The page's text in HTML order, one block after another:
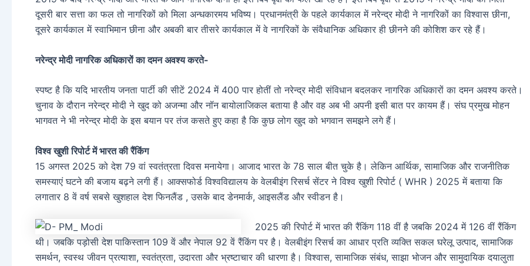
दूसरी बार सत्ता का फल तो नागरिकों को मिला अन्धकारमय भविष्य। प्रधानमंत्री के पहले कार्यकाल में नरेन्द्र मोदी ने नागरिकों का विश्वास छीना,
दूसरे कार्यकाल में स्वाभिमान छीना और अबकी बार तीसरे कार्यकाल में वे नागरिकों के संवैधानिक अधिकार ही छीनने की कोशिश कर रहे हैं।
नरेन्द्र मोदी नागरिक अधिकारों का दमन अवश्य करते-
स्पष्ट है कि यदि भारतीय जनता पार्टी की सीटें 2024 में 400 पार होतीं तो नरेन्द्र मोदी संविधान बदलकर नागरिक अधिकारों का दमन अवश्य करते।
चुनाव के दौरान नरेन्द्र मोदी ने खुद को अजन्मा और नॉन बायोलाजिकल बताया है और वह अब भी अपनी इसी बात पर कायम हैं। संघ प्रमुख मोहन
भागवत ने भी नरेन्द्र मोदी के इस बयान पर तंज कसते हुए कहा है कि कुछ लोग खुद को भगवान समझने लगे हैं।
विश्व खुशी रिपोर्ट में भारत की रैंकिंग
15 अगस्त 2025 को देश 79 वां स्वतंत्रता दिवस मनायेगा। आजाद भारत के 78 साल बीत चुके है। लेकिन आर्थिक, सामाजिक और राजनीतिक
समस्याएं घटने की बजाय बढ़ने लगी हैं। आक्सफोर्ड विश्वविद्यालय के वेलबीइंग रिसर्च सेंटर ने विश्व खुशी रिपोर्ट ( WHR ) 2025 में बताया कि
लगातार 8 वें वर्ष सबसे खुशहाल देश फिनलैंड , उसके बाद डेनमार्क, आइसलैंड और स्वीडन है।
2025 की रिपोर्ट में भारत की रैंकिंग 118 वीं है जबकि 2024 में 126 वीं रैंकिंग
थी। जबकि पड़ोसी देश पाकिस्तान 109 वें और नेपाल 92 वें रैंकिंग पर है। वेलबीइंग रिसर्च का आधार प्रति व्यक्ति सकल घरेलू उत्पाद, सामाजिक
समर्थन, स्वस्थ जीवन प्रत्याशा, स्वतंत्रता, उदारता और भ्रष्टाचार की धारणा है। विश्वास, सामाजिक संबंध, साझा भोजन और सामुदायिक दयालुता